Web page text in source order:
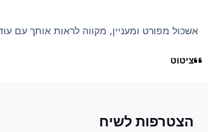
אשכול מפורט ומעניין, מקווה לראות אותך עם
ציטוט
הצטרפות לשיח